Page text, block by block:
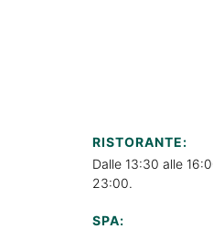
RISTORANTE:
Dalle 13:30 alle
23:00.
SPA: